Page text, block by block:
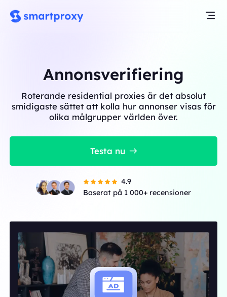
Annonsverifiering
Roterande residential proxies är det absolut
smidigaste sättet att kolla hur annonser visas för
olika målgrupper världen över.
Testa nu
4.9
Baserat på 1 000+ recensioner